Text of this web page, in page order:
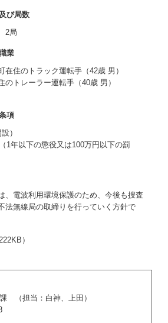
び局数
2局
業
在住のトラック運転手（42歳 男）
のトレーラー運転手（40歳 男）
項
）
1年以下の懲役又は100万円以下の罰
電波利用環境保護のため、今後も捜査
法無線局の取締りを行っていく方針で
）
（担当：白神、上田）